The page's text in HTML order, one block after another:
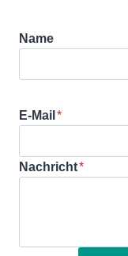
Name
E-Mail *
Nachricht*